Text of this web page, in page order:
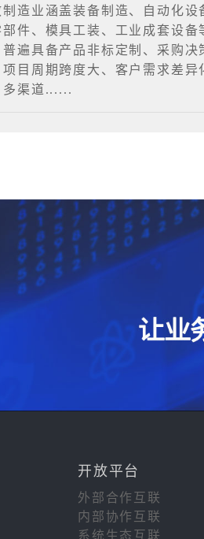
制造业涵盖装备制造、自动化设
部件、模具工装、工业成套设备
普遍具备产品非标定制、采购决
项目周期跨度大、客户需求差异
多渠道......
开放平台
外部合作互联
内部协作互联
系统生态互联